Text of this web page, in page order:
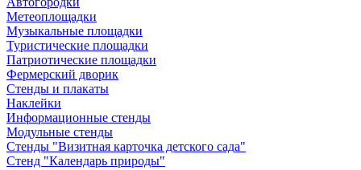
Метеоплощадки
Музыкальные площадки
Туристические площадки
Патриотические площадки
Фермерский дворик
Стенды и плакаты
Наклейки
Информационные стенды
Модульные стенды
Стенды "Визитная карточка детского сада"
Стенд "Календарь природы"